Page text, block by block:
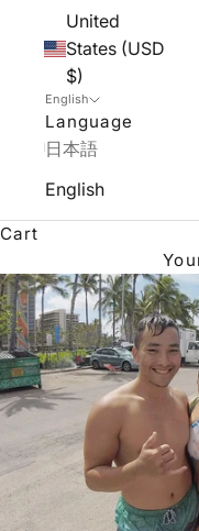
United
States (USD
$)
English
Language
日本語
English
Cart